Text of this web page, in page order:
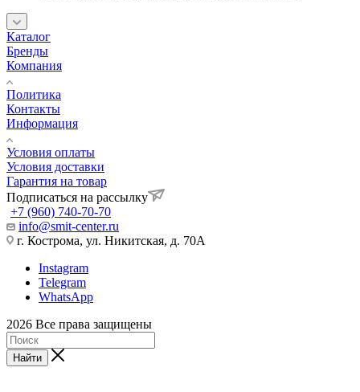
Каталог
Бренды
Компания
Политика
Контакты
Информация
Условия оплаты
Условия доставки
Гарантия на товар
Подписаться на рассылку
+7 (960) 740-70-70
info@smit-center.ru
г. Кострома, ул. Никитская, д. 70А
Instagram
Telegram
WhatsApp
2026 Все права защищены
Найти